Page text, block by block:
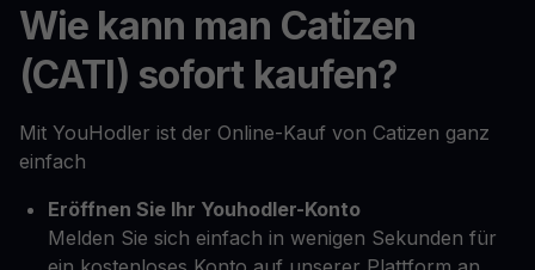
Wie kann man Catizen
(CATI) sofort kaufen?
Mit YouHodler ist der Online-Kauf von Catizen ganz
einfach
Eröffnen Sie Ihr Youhodler-Konto
Melden Sie sich einfach in wenigen Sekunden für